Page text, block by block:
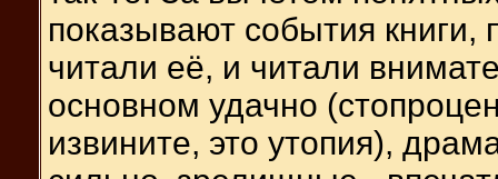
показывают события книги,
читали её, и читали
основном удачно
извините, это утопия),